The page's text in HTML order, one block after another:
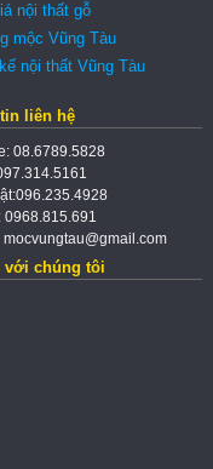
nội thất gỗ
mộc Vũng Tàu
nội thất Vũng Tàu
liên hệ
08.6789.5828
0968.815.691
mocvungtau@gmail.com
với chúng tôi